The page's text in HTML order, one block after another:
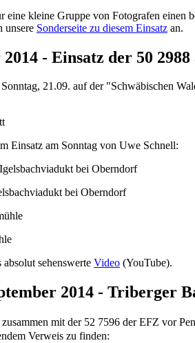
eine kleine Gruppe von Fotografen einen
unsere Sonderseite zu diesem Einsatz an.
2014 - Einsatz der 50
21.09. auf der "Schwäbischen
Einsatz am Sonntag von Uwe Schnell:
bei Oberndorf
sehenswerte Video (YouTube).
2014 - Triberger
mit der 52 7596 der EFZ vor
Verweis zu finden: